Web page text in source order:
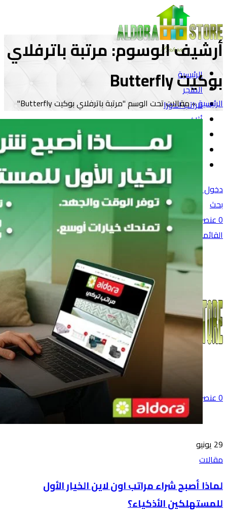
الرئيسية
المتجر
مراتب الدورا
أثاث
مفروشات
تواصل معنا
دخول / تسجيل
بحث
0عنصر/
0جنية
القائمة
0عنصر جنية
أرشيف الوسوم: مرتبة باترفلاي
بوكيت Butterfly
الرئيسية»مقالات تحت الوسم "مرتبة باترفلاي بوكيت Butterfly"
29 يونيو
مقالات
لماذا أصبح شراء مراتب اون لاين الخيار الأول
للمستهلكين الأذكياء؟